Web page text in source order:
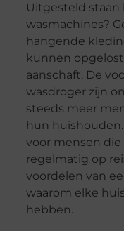
Uitgesteld staan
wasmachines?
hangende
kunnen
aanschaft. De
wasdroger zijn
steeds meer
hun
voor mensen
regelmatig op
voordelen van
waarom elke
hebben.